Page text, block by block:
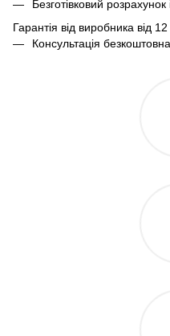
Безготівковий
Гарантія від виробника від
Консультація безкоштовна